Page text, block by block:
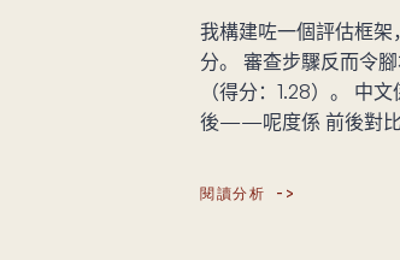
我構建咗一個評估框
分。 審查步驟反而令
（得分：1.28）。 中
後——呢度係 前後對比
閱讀分析